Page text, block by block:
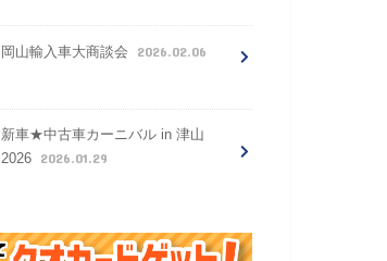
岡山輸入車大商談会 2026.02.06
新車★中古車カーニバル in 津山
2026
2026.01.29